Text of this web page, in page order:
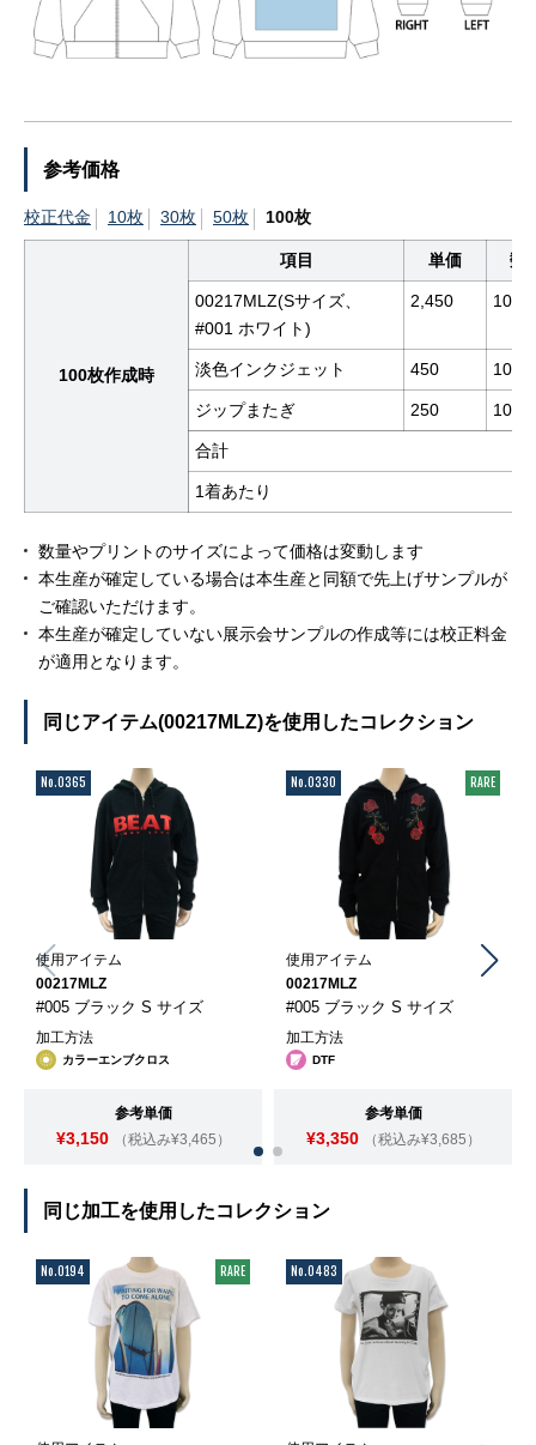
参考価格
校正代金 10枚 30枚 50枚 100枚
100枚作成時
項目 単価 数
00217MLZ(Sサイズ、
#001 ホワイト)
2,450 100
淡色インクジェット 450 100
ジップまたぎ 250 100
合計
1着あたり
数量やプリントのサイズによって価格は変動します
本生産が確定している場合は本生産と同額で先上げサンプルが
ご確認いただけます。
本生産が確定していない展示会サンプルの作成等には校正料金
が適用となります。
同じアイテム(00217MLZ)を使用したコレクション
No.0365
使用アイテム
00217MLZ
#005 ブラック S サイズ
加工方法
カラーエンブクロス
参考単価
¥3,150 （税込み¥3,465）
No.0330 RARE
使用アイテム
00217MLZ
#005 ブラック S サイズ
加工方法
DTF
参考単価
¥3,350 （税込み¥3,685）
同じ加工を使用したコレクション
No.0194 RARE No.0483